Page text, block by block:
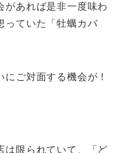
があれば是非一度味わ
っていた「牡蠣カバ
ご対面する機会が！
は限られていて、「ど